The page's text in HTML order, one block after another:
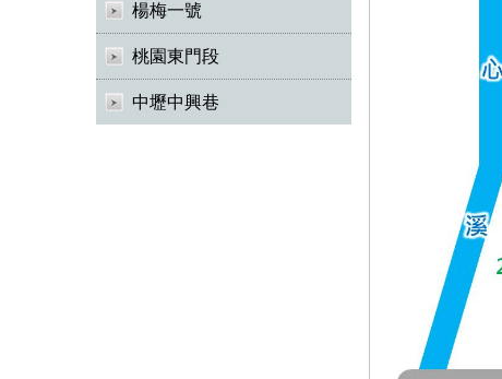
楊梅一號
桃園東門段
中壢中興巷